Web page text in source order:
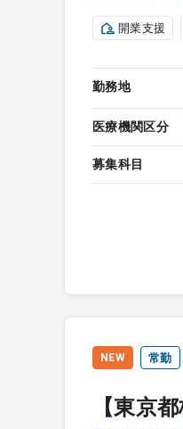
開業支援
勤務地
医療機関区分
募集科目
NEW 常勤
【東京